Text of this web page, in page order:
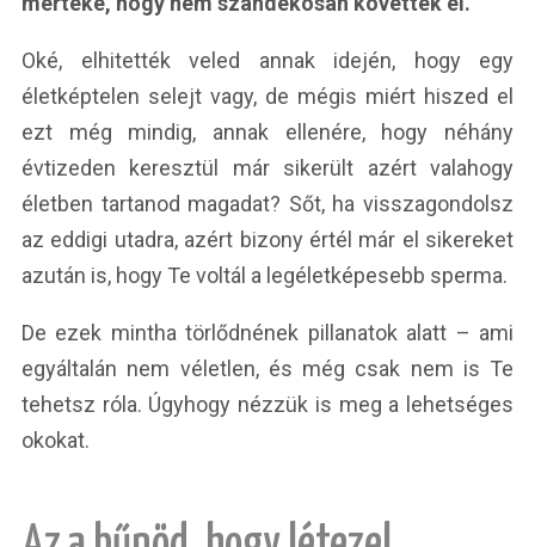
Oké, elhitették veled annak idején, hogy egy
életképtelen selejt vagy, de mégis miért hiszed el
ezt még mindig, annak ellenére, hogy néhány
évtizeden keresztül már sikerült azért valahogy
életben tartanod magadat? Sőt, ha visszagondolsz
az eddigi utadra, azért bizony értél már el sikereket
azután is, hogy Te voltál a legéletképesebb sperma.
De ezek mintha törlődnének pillanatok alatt – ami
egyáltalán nem véletlen, és még csak nem is Te
tehetsz róla. Úgyhogy nézzük is meg a lehetséges
okokat.